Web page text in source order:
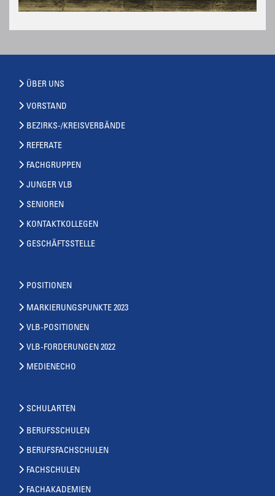
ÜBER UNS
VORSTAND
BEZIRKS-/KREISVERBÄNDE
REFERATE
FACHGRUPPEN
JUNGER VLB
SENIOREN
KONTAKTKOLLEGEN
GESCHÄFTSSTELLE
POSITIONEN
MARKIERUNGSPUNKTE 2023
VLB-POSITIONEN
VLB-FORDERUNGEN 2022
MEDIENECHO
SCHULARTEN
BERUFSSCHULEN
BERUFSFACHSCHULEN
FACHSCHULEN
FACHAKADEMIEN